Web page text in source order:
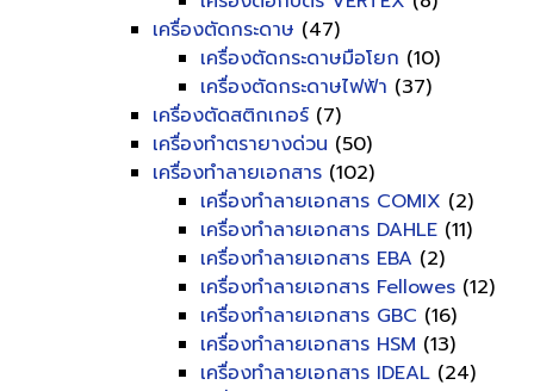
เครื่องตัดกระดาษ (47)
เครื่องตัดกระดาษมือโยก (10)
เครื่องตัดกระดาษไฟฟ้า (37)
เครื่องตัดสติกเกอร์ (7)
เครื่องทำตรายางด่วน (50)
เครื่องทำลายเอกสาร (102)
เครื่องทำลายเอกสาร COMIX (2)
เครื่องทำลายเอกสาร DAHLE (11)
เครื่องทำลายเอกสาร EBA (2)
เครื่องทำลายเอกสาร Fellowes (12)
เครื่องทำลายเอกสาร GBC (16)
เครื่องทำลายเอกสาร HSM (13)
เครื่องทำลายเอกสาร IDEAL (24)